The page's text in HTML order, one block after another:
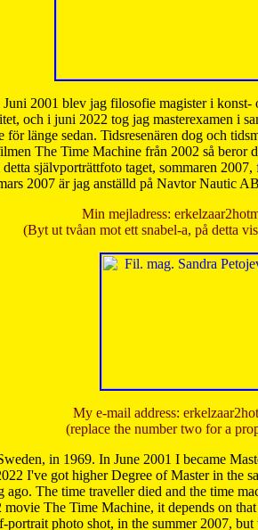
2001 blev jag filosofie magister i
och i juni 2022 tog jag masterexamen i
länge sedan. Tidsresenären dog och
The Time Machine från 2002 så
självporträttfoto taget, sommaren
2007 är jag anställd på Navtor Nautic
Min mejladress:
(Byt ut tvåan mot ett snabel-a, på detta
My e-mail address:
(replace the number two for a
in 1969. In June 2001 I became
I've got higher Degree of Master in the
The time traveller died and the time
The Time Machine, it depends on
portrait photo shot, in the summer 2007,